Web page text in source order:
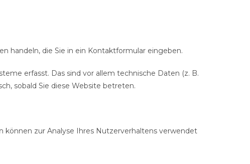
handeln, die Sie in ein Kontaktformular eingeben.
erfasst. Das sind vor allem technische Daten (z. B.
sobald Sie diese Website betreten.
können zur Analyse Ihres Nutzerverhaltens verwendet